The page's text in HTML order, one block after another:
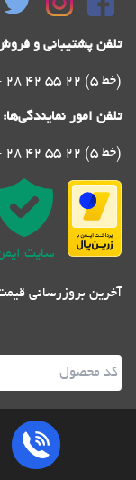
تلفن پشتیبانی و
021 - 28 42 55 22 (5 خط)
تلفن امور نمایندگی‌ها:
021 - 28 42 55 22 (5 خط)
سایت
آخرین بروزرسانی